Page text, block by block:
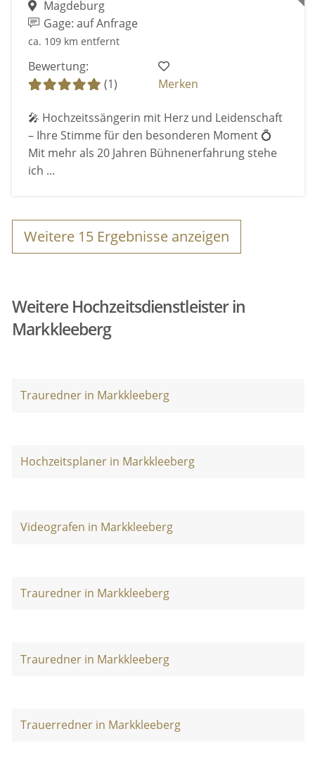
Magdeburg
Gage: auf Anfrage
ca. 109 km entfernt
Bewertung:
(1)
Merken
🎤 Hochzeitssängerin mit Herz und Leidenschaft
– Ihre Stimme für den besonderen Moment 💍
Mit mehr als 20 Jahren Bühnenerfahrung stehe
ich ...
Weitere 15 Ergebnisse anzeigen
Weitere Hochzeitsdienstleister in
Markkleeberg
Trauredner in Markkleeberg
Hochzeitsplaner in Markkleeberg
Videografen in Markkleeberg
Trauredner in Markkleeberg
Trauredner in Markkleeberg
Trauerredner in Markkleeberg